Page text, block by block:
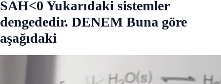
SAH<0 Yukarıdaki sistemler
dengededir. DENEM Buna göre
aşağıdaki